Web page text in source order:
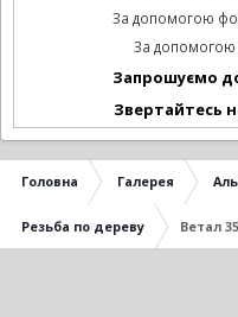
За допомогою
За допомогою
Запрошуємо
Звертайтесь
Головна Галерея
Резьба по дереву Ветал 35